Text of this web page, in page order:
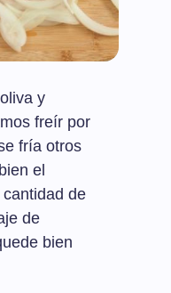
y
freír por
fría otros
el
de
de
bien